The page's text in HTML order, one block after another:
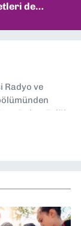
de
Radyo ve
Dokuz Eylül